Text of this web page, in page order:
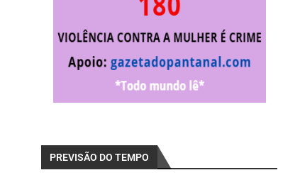
PREVISÃO DO TEMPO